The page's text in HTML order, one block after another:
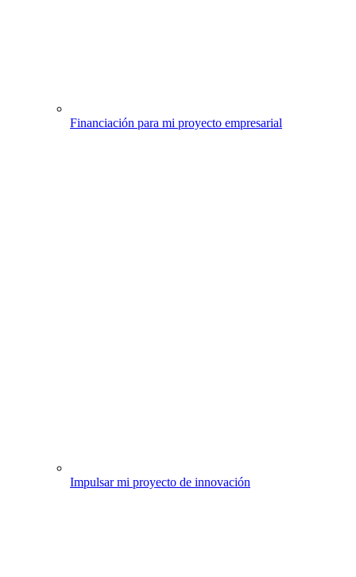
Financiación para mi proyecto empresarial
Impulsar mi proyecto de innovación